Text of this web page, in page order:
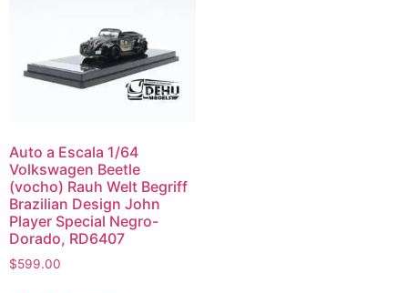
Auto a Escala 1/64
Volkswagen Beetle
(vocho) Rauh Welt Begriff
Brazilian Design John
Player Special Negro-
Dorado, RD6407
$599.00